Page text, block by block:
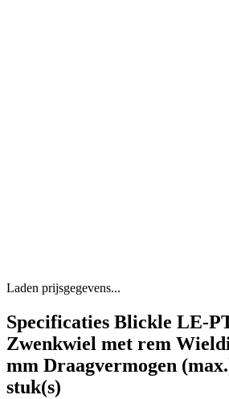
Laden prijsgegevens...
Specificaties Blickle LE-
Zwenkwiel met rem
mm Draagvermogen
stuk(s)